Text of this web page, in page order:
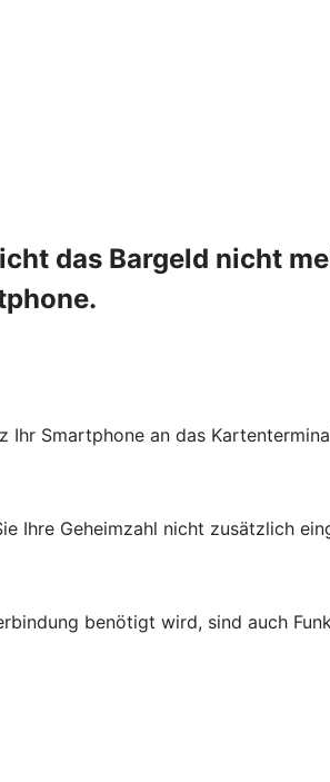
das Bargeld nicht
Ihr Smartphone an das
Ihre Geheimzahl nicht zusätzlich
benötigt wird, sind auch